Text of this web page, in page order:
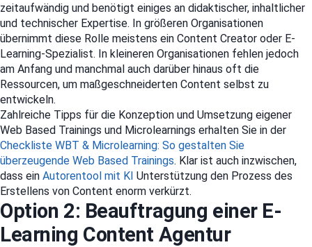
zeitaufwändig und benötigt einiges an didaktischer, inhaltlicher
und technischer Expertise. In größeren Organisationen
übernimmt diese Rolle meistens ein Content Creator oder E-
Learning-Spezialist. In kleineren Organisationen fehlen jedoch
am Anfang und manchmal auch darüber hinaus oft die
Ressourcen, um maßgeschneiderten Content selbst zu
entwickeln.
Zahlreiche Tipps für die Konzeption und Umsetzung eigener
Web Based Trainings und Microlearnings erhalten Sie in der
Checkliste WBT & Microlearning: So gestalten Sie
überzeugende Web Based Trainings. Klar ist auch inzwischen,
dass ein Autorentool mit KI Unterstützung den Prozess des
Erstellens von Content enorm verkürzt.
Option 2: Beauftragung einer E-
Learning Content Agentur